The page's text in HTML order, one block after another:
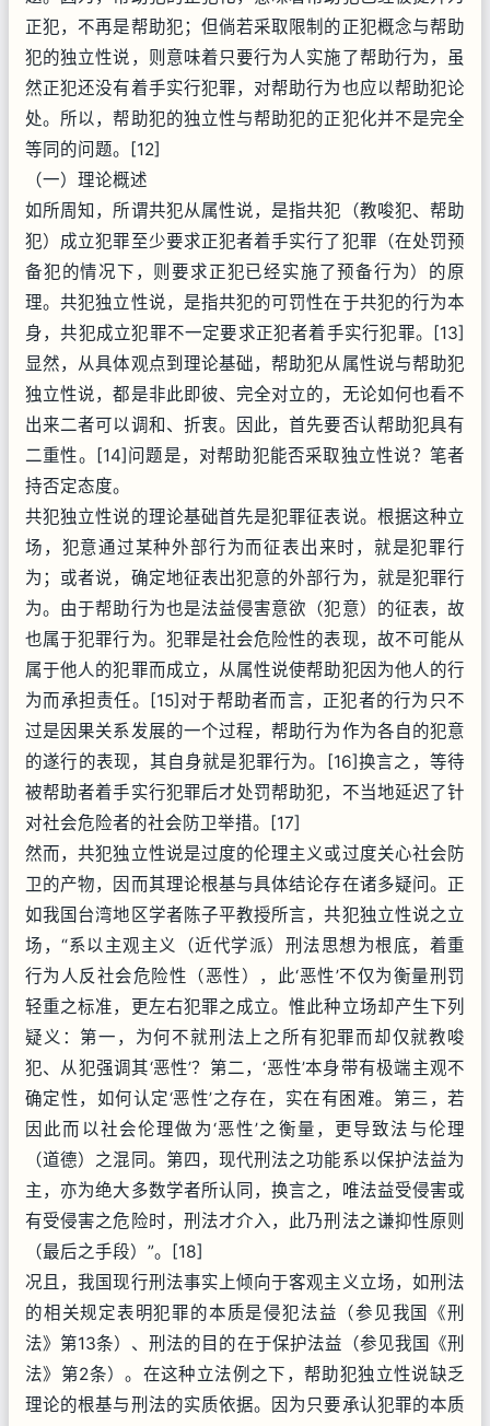
正犯，不再是帮助犯；但倘若采取限制的正犯概念与帮助
犯的独立性说，则意味着只要行为人实施了帮助行为，虽
然正犯还没有着手实行犯罪，对帮助行为也应以帮助犯论
处。所以，帮助犯的独立性与帮助犯的正犯化并不是完全
等同的问题。[12]
（一）理论概述
如所周知，所谓共犯从属性说，是指共犯（教唆犯、帮助
犯）成立犯罪至少要求正犯者着手实行了犯罪（在处罚预
备犯的情况下，则要求正犯已经实施了预备行为）的原
理。共犯独立性说，是指共犯的可罚性在于共犯的行为本
身，共犯成立犯罪不一定要求正犯者着手实行犯罪。[13]
显然，从具体观点到理论基础，帮助犯从属性说与帮助犯
独立性说，都是非此即彼、完全对立的，无论如何也看不
出来二者可以调和、折衷。因此，首先要否认帮助犯具有
二重性。[14]问题是，对帮助犯能否采取独立性说？笔者
持否定态度。
共犯独立性说的理论基础首先是犯罪征表说。根据这种立
场，犯意通过某种外部行为而征表出来时，就是犯罪行
为；或者说，确定地征表出犯意的外部行为，就是犯罪行
为。由于帮助行为也是法益侵害意欲（犯意）的征表，故
也属于犯罪行为。犯罪是社会危险性的表现，故不可能从
属于他人的犯罪而成立，从属性说使帮助犯因为他人的行
为而承担责任。[15]对于帮助者而言，正犯者的行为只不
过是因果关系发展的一个过程，帮助行为作为各自的犯意
的遂行的表现，其自身就是犯罪行为。[16]换言之，等待
被帮助者着手实行犯罪后才处罚帮助犯，不当地延迟了针
对社会危险者的社会防卫举措。[17]
然而，共犯独立性说是过度的伦理主义或过度关心社会防
卫的产物，因而其理论根基与具体结论存在诸多疑问。正
如我国台湾地区学者陈子平教授所言，共犯独立性说之立
场，“系以主观主义（近代学派）刑法思想为根底，着重
行为人反社会危险性（恶性），此‘恶性’不仅为衡量刑罚
轻重之标准，更左右犯罪之成立。惟此种立场却产生下列
疑义：第一，为何不就刑法上之所有犯罪而却仅就教唆
犯、从犯强调其‘恶性’？第二，‘恶性’本身带有极端主观不
确定性，如何认定‘恶性’之存在，实在有困难。第三，若
因此而以社会伦理做为‘恶性’之衡量，更导致法与伦理
（道德）之混同。第四，现代刑法之功能系以保护法益为
主，亦为绝大多数学者所认同，换言之，唯法益受侵害或
有受侵害之危险时，刑法才介入，此乃刑法之谦抑性原则
（最后之手段）”。[18]
况且，我国现行刑法事实上倾向于客观主义立场，如刑法
的相关规定表明犯罪的本质是侵犯法益（参见我国《刑
法》第13条）、刑法的目的在于保护法益（参见我国《刑
法》第2条）。在这种立法例之下，帮助犯独立性说缺乏
理论的根基与刑法的实质依据。因为只要承认犯罪的本质